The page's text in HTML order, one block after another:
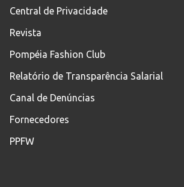
Central de Privacidade
Revista
Pompéia Fashion Club
Relatório de Transparência Salarial
Canal de Denúncias
Fornecedores
PPFW